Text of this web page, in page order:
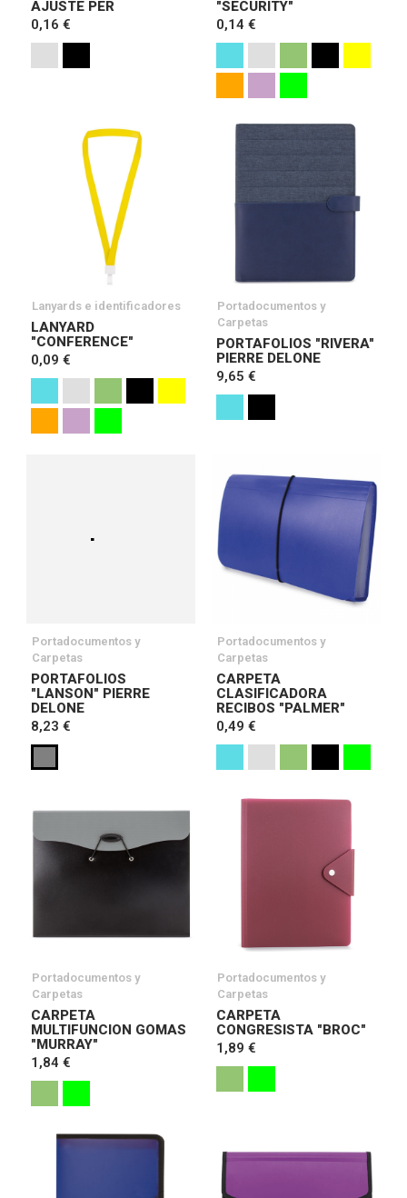
AJUSTE PER
0,16 €
"SECURITY"
0,14 €
Lanyards e identificadores
LANYARD
"CONFERENCE"
0,09 €
Portadocumentos y
Carpetas
PORTAFOLIOS "RIVERA"
PIERRE DELONE
9,65 €
Portadocumentos y
Carpetas
PORTAFOLIOS
"LANSON" PIERRE
DELONE
8,23 €
Portadocumentos y
Carpetas
CARPETA
CLASIFICADORA
RECIBOS "PALMER"
0,49 €
Portadocumentos y
Carpetas
CARPETA
MULTIFUNCION GOMAS
"MURRAY"
1,84 €
Portadocumentos y
Carpetas
CARPETA
CONGRESISTA "BROC"
1,89 €